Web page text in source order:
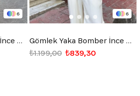
6
Gömlek Yaka Bomber İnce Ceket Lacivert
6
Gömlek Yaka Bomber İnce Ceket Siyah
₺839,30
₺1.199,00